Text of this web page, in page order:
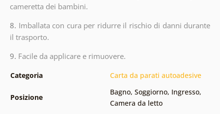
cameretta dei bambini.
8. Imballata con cura per ridurre il rischio di danni durante
il trasporto.
9. Facile da applicare e rimuovere.
Categoria Carta da parati autoadesive
Posizione
Bagno, Soggiorno, Ingresso,
Camera da letto